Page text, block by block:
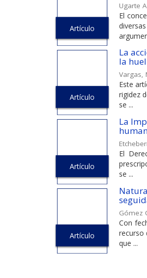
Artículo
Ugarte
El
Artículo
La
la
Vargas,
Este
rigidez
se ...
Artículo
La
El
se ...
Artículo
Gómez
Con
recurso
que ...